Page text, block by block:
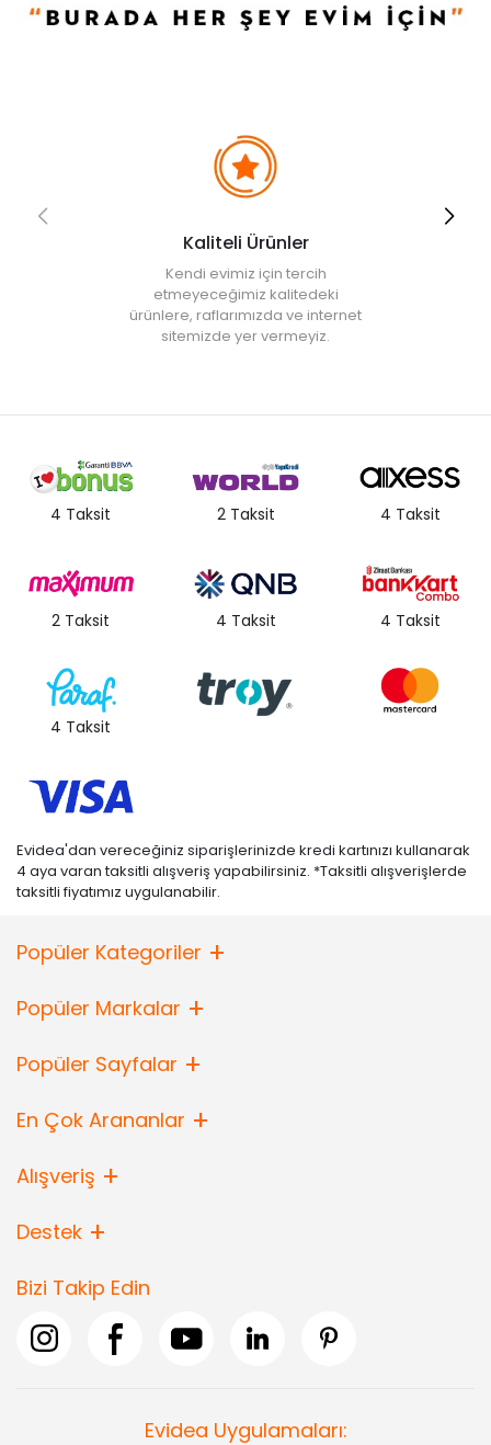
• Beyazlatıcı kullanmayınız.
olarak renk ve doku farklılıkları oluşabilir. "
Kaliteli Ürünler
Kendi evimiz için tercih
etmeyeceğimiz kalitedeki
ürünlere, raflarımızda ve internet
sitemizde yer vermeyiz.
4 Taksit 2 Taksit 4 Taksit
2 Taksit 4 Taksit 4 Taksit
4 Taksit
Evidea'dan vereceğiniz siparişlerinizde kredi kartınızı kullanarak
4 aya varan taksitli alışveriş yapabilirsiniz. *Taksitli alışverişlerde
taksitli fiyatımız uygulanabilir.
Popüler Kategoriler
Popüler Markalar
Popüler Sayfalar
En Çok Arananlar
Alışveriş
Destek
Bizi Takip Edin
Evidea Uygulamaları: